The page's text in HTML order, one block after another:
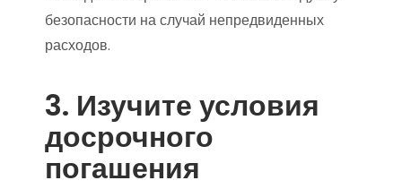
безопасности на случай непредвиденных
расходов.
3. Изучите условия
досрочного
погашения